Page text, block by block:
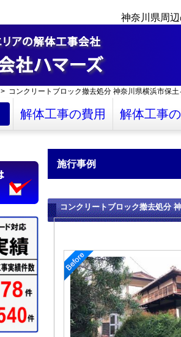
神奈川県周
> コンクリートブロック撤去処分 神奈川県横浜市保土
解体工事の費用 解体工事
施行事例
コンクリートブロック撤去処分